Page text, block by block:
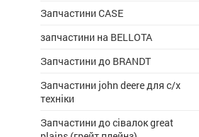
Запчастини CASE
запчастини на BELLOTA
Запчастини до BRANDT
Запчастини john deere для с/х
техніки
Запчастини до сівалок great